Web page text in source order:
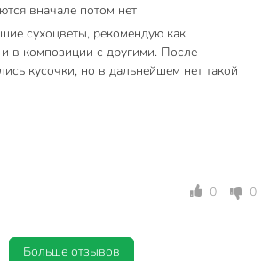
вначале потом нет
сухоцветы, рекомендую как
и в композиции с другими. После
кусочки, но в дальнейшем нет такой
0 0
Больше отзывов